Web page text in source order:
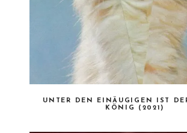
UNTER DEN EINÄUGIGEN IST
KÖNIG (2021)